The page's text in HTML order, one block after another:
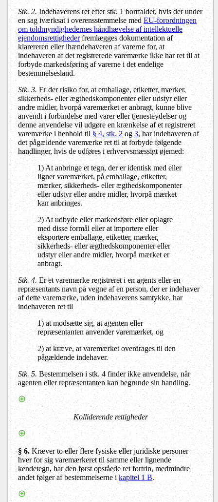
Stk. 2.Indehaverens ret efter stk. 1 bortfalder, hvis der under
en sag iværksat i overensstemmelse medEU-forordningen
om toldmyndighedernes håndhævelse af intellektuelle
ejendomsrettighederfremlægges dokumentation af
klarereren eller ihændehaveren af varerne for, at
indehaveren af det registrerede varemærke ikke har ret til at
forbyde markedsføring af varerne i det endelige
bestemmelsesland.
Stk. 3. Er der risiko for, at emballage, etiketter, mærker,
sikkerheds- eller ægthedskomponenter eller udstyr eller
andre midler, hvorpå varemærket er anbragt, kunne blive
anvendt i forbindelse med varer eller tjenesteydelser og
denne anvendelse vil udgøre en krænkelse af et registreret
varemærke i henhold til§ 4, stk. 2og 3, har indehaveren af
det pågældende varemærke ret til at forbyde følgende
handlinger, hvis de udføres i erhvervsmæssigt øjemed:
1) At anbringe et tegn, der er identisk med eller
ligner varemærket, på emballage, etiketter,
mærker, sikkerheds- eller ægthedskomponenter
eller udstyr eller andre midler, hvorpå mærket
kan anbringes.
2) At udbyde eller markedsføre eller oplagre
med disse formål eller at importere eller
eksportere emballage, etiketter, mærker,
sikkerheds- eller ægthedskomponenter eller
udstyr eller andre midler, hvorpå mærket er
anbragt.
Stk. 4.Er et varemærke registreret i en agents eller en
repræsentants navn på vegne af en person, der er indehaver
af dette varemærke, uden indehaverens samtykke, har
indehaveren ret til
1) at modsætte sig, at agenten eller
repræsentanten anvender varemærket, og
2) at kræve, at varemærket overdrages til den
pågældende indehaver.
Stk. 5.Bestemmelsen i stk. 4 finder ikke anvendelse, når
agenten eller repræsentanten kan begrunde sin handling.
Kolliderende rettigheder
§ 6.Kræver to eller flere fysiske eller juridiske personer
hver for sig varemærkeret til samme eller lignende
kendetegn, har den først opståede ret fortrin, medmindre
andet følger af bestemmelserne i kapitel 1 B.